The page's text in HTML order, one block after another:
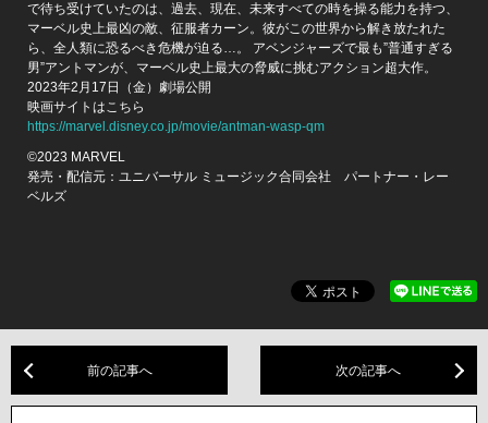
で待ち受けていたのは、過去、現在、未来すべての時を操る能力を持つ、
マーベル史上最凶の敵、征服者カーン。彼がこの世界から解き放たれた
ら、全人類に恐るべき危機が迫る…。 アベンジャーズで最も”普通すぎる
男”アントマンが、マーベル史上最大の脅威に挑むアクション超大作。
2023年2月17日（金）劇場公開
映画サイトはこちら
https://marvel.disney.co.jp/movie/antman-wasp-qm
©2023 MARVEL
発売・配信元：ユニバーサル ミュージック合同会社 パートナー・レー
ベルズ
前の記事へ 次の記事へ